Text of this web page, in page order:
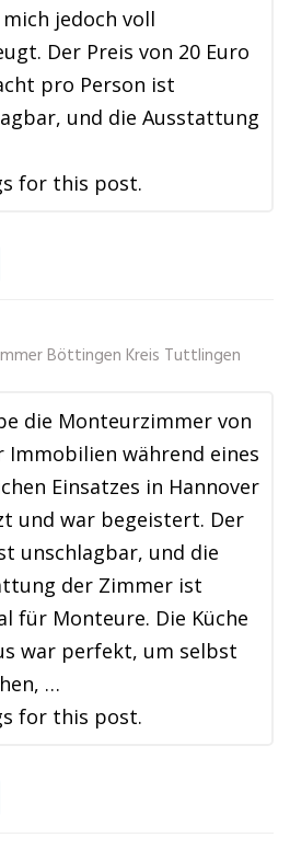
jedoch voll
Der Preis von 20 Euro
pro Person ist
und die Ausstattung
for this post.
Böttingen Kreis Tuttlingen
die Monteurzimmer von
Immobilien während eines
Einsatzes in Hannover
und war begeistert. Der
unschlagbar, und die
der Zimmer ist
für Monteure. Die Küche
war perfekt, um selbst
…
for this post.